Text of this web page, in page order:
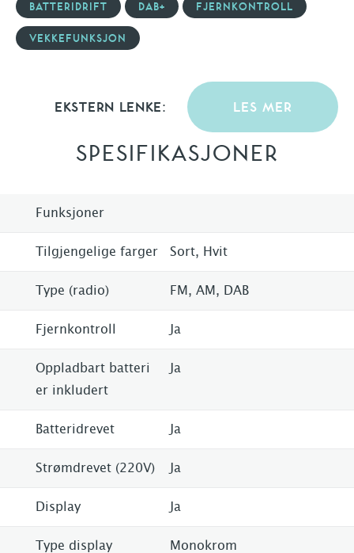
BATTERIDRIFT DAB+ FJERNKONTROLL
VEKKEFUNKSJON
EKSTERN LENKE: LES MER
SPESIFIKASJONER
Funksjoner
Tilgjengelige farger Sort, Hvit
Type (radio) FM, AM, DAB
Fjernkontroll Ja
Oppladbart batteri
er inkludert
Ja
Batteridrevet Ja
Strømdrevet (220V) Ja
Display Ja
Type display Monokrom